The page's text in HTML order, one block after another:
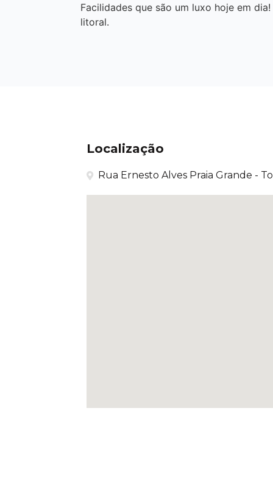
Facilidades que são um luxo hoje em
litoral.
Localização
Rua Ernesto Alves Praia Grande -